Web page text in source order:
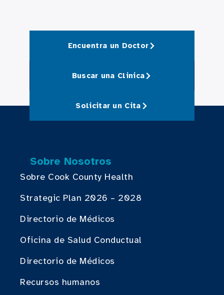
Encuentra un Doctor
Buscar una Clinica
Solicitar un Cita
Sobre Nosotros
Sobre Cook County Health
Strategic Plan 2026 – 2028
Directorio de Médicos
Oficina de Salud Conductual
Directorio de Médicos
Recursos humanos